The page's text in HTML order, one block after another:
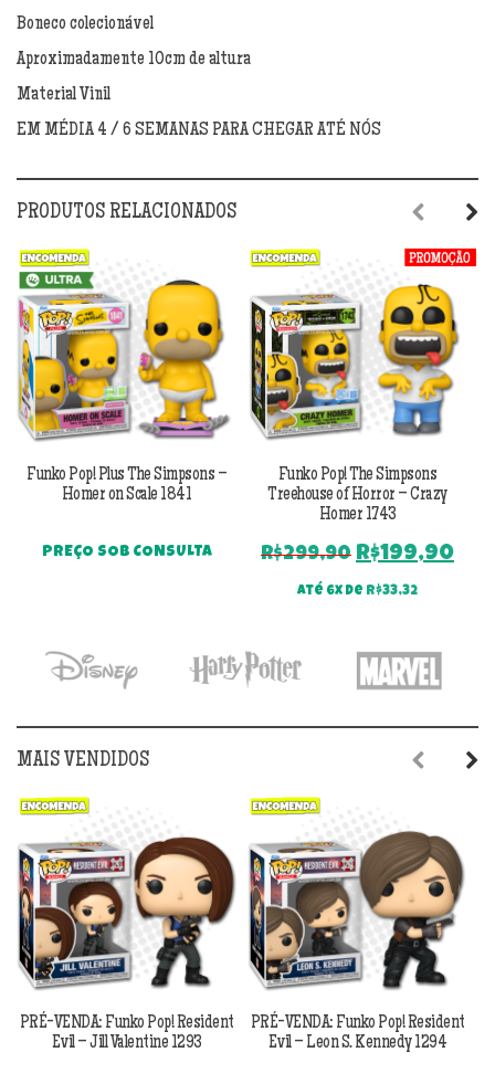
Boneco colecionável
Aproximadamente 10cm de altura
Material Vinil
EM MÉDIA 4 / 6 SEMANAS PARA CHEGAR ATÉ NÓS
PRODUTOS RELACIONADOS
Funko Pop! Plus The Simpsons –
Homer on Scale 1841
PREÇO SOB CONSULTA
Funko Pop! The Simpsons
Treehouse of Horror – Crazy
Homer 1743
R$299,90 O
preço
original
R$299,90.
R$199,90O
Até 6x de R$33,32
Previous
Next
MAIS VENDIDOS
PRÉ-VENDA: Funko Pop! Resident
Evil – Jill Valentine 1293
PRÉ-VENDA: Funko Pop! Resident
Evil – Leon S. Kennedy 1294